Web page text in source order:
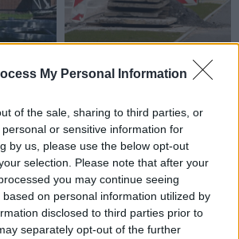
My Personal Information
of the sale, sharing to third parties, or
or sensitive information for
by us, please use the below opt-out
selection. Please note that after your
you may continue seeing
on personal information utilized by
disclosed to third parties prior to
separately opt-out of the further
-
(1)
Kelininkai gali
remontuojama svarbi
eismo arterija(3)